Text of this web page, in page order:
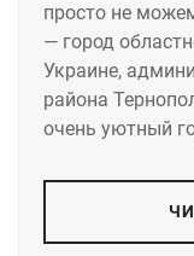
просто не
— город
Украине,
района
очень уютный